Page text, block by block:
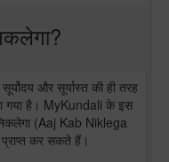
और सूर्यास्त की ही तरह
गया है। MyKundali के इस
(Aaj Kab Niklega
कर सकते हैं।